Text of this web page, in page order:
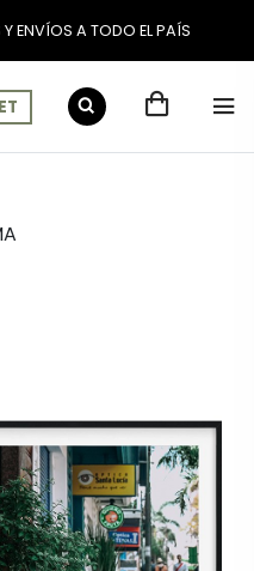
ENVÍOS A TODO EL PAÍS